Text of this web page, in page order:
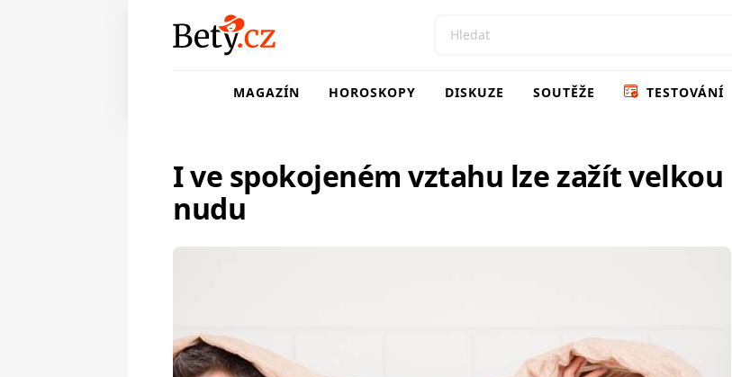
MAGAZÍN HOROSKOPY DISKUZE SOUTĚŽE TESTOVÁNÍ
I ve spokojeném vztahu lze zažít velkou
nudu